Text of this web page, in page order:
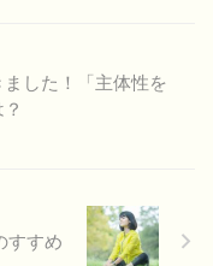
した！「主体性を
すすめ